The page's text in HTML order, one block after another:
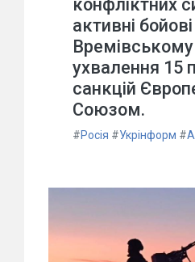
конфліктних
активні бойові
Времівському
ухвалення 15
санкцій
Союзом.
#Росія #Укрінформ #